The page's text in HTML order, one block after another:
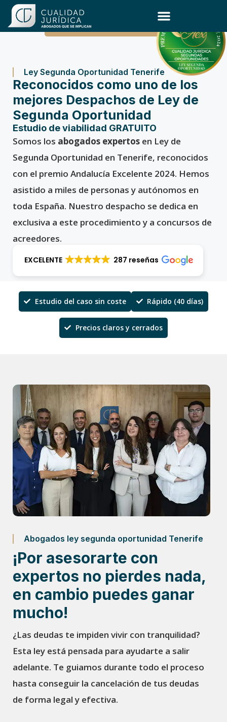
Ley Segunda Oportunidad Tenerife
Reconocidos como uno de los
mejores Despachos de Ley de
Segunda Oportunidad
Estudio de viabilidad GRATUITO
Somos los abogados expertos en Ley de
Segunda Oportunidad en Tenerife, reconocidos
con el premio Andalucía Excelente 2024. Hemos
asistido a miles de personas y autónomos en
toda España. Nuestro despacho se dedica en
exclusiva a este procedimiento y a concursos de
acreedores.
EXCELENTE 287 reseñas
Estudio del caso sin coste Rápido (40 días)
Precios claros y cerrados
Abogados ley segunda oportunidad Tenerife
¡Por asesorarte con
expertos no pierdes nada,
en cambio puedes ganar
mucho!
¿Las deudas te impiden vivir con tranquilidad?
Esta ley está pensada para ayudarte a salir
adelante. Te guiamos durante todo el proceso
hasta conseguir la cancelación de tus deudas
de forma legal y efectiva.